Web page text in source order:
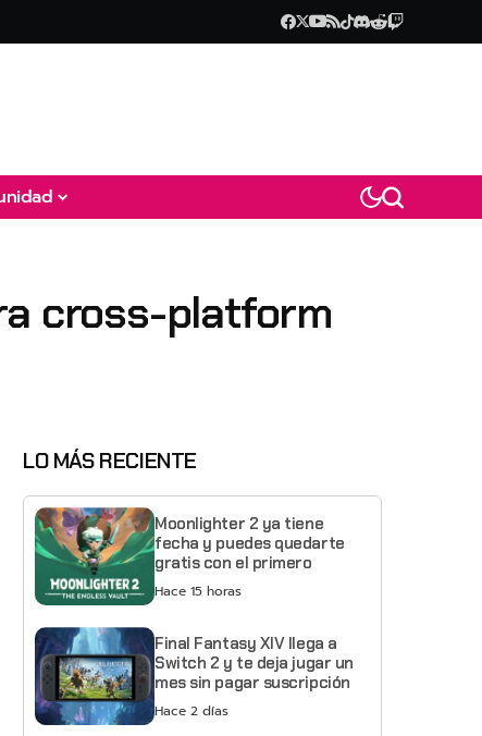
cross-platform
LO MÁS RECIENTE
Moonlighter 2 ya tiene
fecha y puedes quedarte
gratis con el primero
Hace 15 horas
Final Fantasy XIV llega a
Switch 2 y te deja jugar un
mes sin pagar suscripción
Hace 2 días